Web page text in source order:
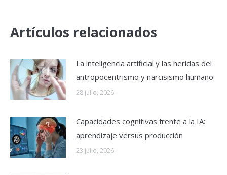
Artículos relacionados
La inteligencia artificial y las heridas del
antropocentrismo y narcisismo humano
28 julio, 2026
Capacidades cognitivas frente a la IA:
aprendizaje versus producción
23 julio, 2026